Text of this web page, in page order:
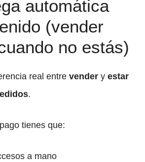
automática
(vender
no estás)
real entre vender y estar
.
tienes que:
a mano